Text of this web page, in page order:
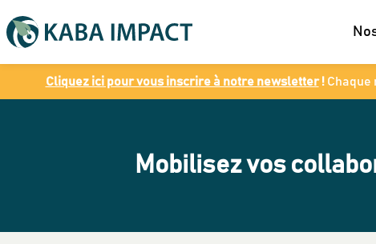
Cliquez ici pour vous inscrire à notre newsletter! Chaque
Mobilisez vos